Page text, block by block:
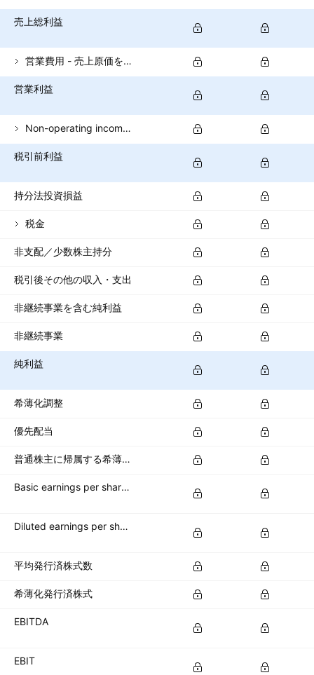
売上総利益
営業費用 - 売上原価を除く
営業利益
Non-operating income (total)
税引前利益
持分法投資損益
税金
非支配／少数株主持分
税引後その他の収入・支出
非継続事業を含む純利益
非継続事業
純利益
希薄化調整
優先配当
普通株主に帰属する希薄化純利益
Basic earnings per share (basic EPS)
Diluted earnings per share (diluted EPS)
平均発行済株式数
希薄化発行済株式
EBITDA
EBIT